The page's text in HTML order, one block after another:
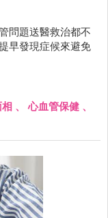
問題送醫救治都不
早發現症候來避免
、心血管保健 、